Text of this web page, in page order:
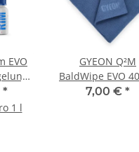
EVO
*
1 l
GYEON Q²M
BaldWipe EVO
× 40 cm
7,00 € *